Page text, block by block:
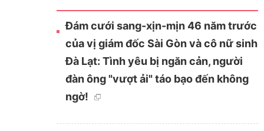
Đám cưới sang-xịn-mịn 46 năm trước
của vị giám đốc Sài Gòn và cô nữ sinh
Đà Lạt: Tình yêu bị ngăn cản, người
đàn ông "vượt ải" táo bạo đến không
ngờ!